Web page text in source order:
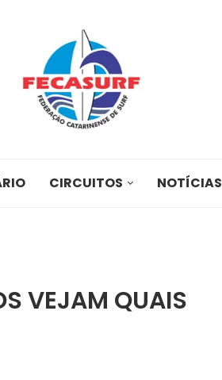
CIRCUITOS NOTÍCIAS
VEJAM QUAIS